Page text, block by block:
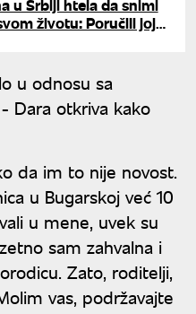
u Srbiji htela da snimi
životu: Poručili joj
u odnosu sa
Dara otkriva kako
da im to nije novost.
u Bugarskoj već 10
u mene, uvek su
sam zahvalna i
Zato, roditelji,
vas, podržavajte